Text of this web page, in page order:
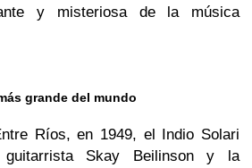
y misteriosa de la música
grande del mundo
Ríos, en 1949, el Indio Solari
Skay Beilinson y la